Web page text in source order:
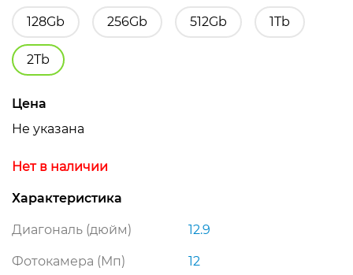
128Gb 256Gb 512Gb 1Tb
2Tb
Цена
Не указана
Нет в наличии
Характеристика
Диагональ (дюйм) 12.9
Фотокамера (Мп) 12